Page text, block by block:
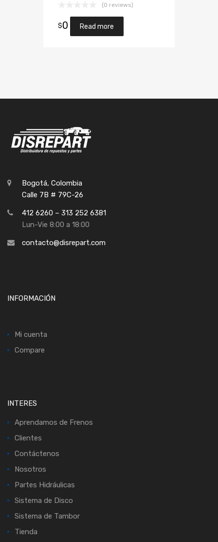
(0 reviews)
$0 Read more
Bogotá, Colombia
Calle 7B # 79C-26
412 6260 – 313 252 6381
Lun-Vie 8:00 a 18:00
contacto@disrepart.com
INFORMACIÓN
Mi cuenta
Compare
INTERES
Aprendamos de Frenos
Clientes
Contáctenos
Nosotros
Partes Hidráulicas
Sistema de Disco
Sistema de Tambor
Tienda